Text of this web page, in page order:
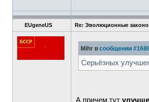
EUgeneUS Re: Эволюционные
Mihr в сообщении
Серьёзных
А причем тут